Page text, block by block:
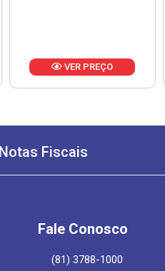
VER PREÇO
Notas Fiscais
Fale Conosco
(81) 3788-1000